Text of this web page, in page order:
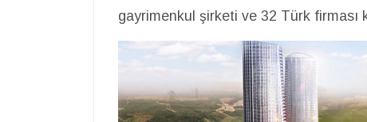
gayrimenkul şirketi ve 32 Türk firması